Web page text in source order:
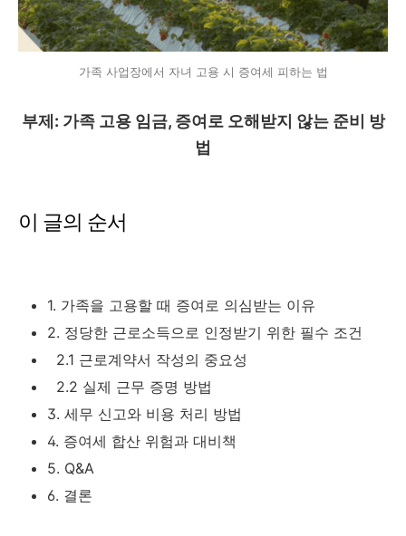
가족 사업장에서 자녀 고용 시 증여세 피하는 법
부제: 가족 고용 임금, 증여로 오해받지 않는 준비 방
법
이 글의 순서
1. 가족을 고용할 때 증여로 의심받는 이유
2. 정당한 근로소득으로 인정받기 위한 필수 조건
2.1 근로계약서 작성의 중요성
2.2 실제 근무 증명 방법
3. 세무 신고와 비용 처리 방법
4. 증여세 합산 위험과 대비책
5. Q&A
6. 결론